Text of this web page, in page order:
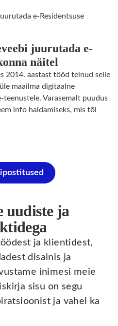
juurutada e-
näitel
2014. aastast tööd teinud selle
maailma digitaalne
teenustele. Varasemalt puudus
info haldamiseks, mis tõi
uudiste ja
ja klientidest,
disainis ja
inimesi meie
sisu on segu
ja vahel ka